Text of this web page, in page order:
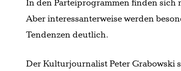
In den Parteiprogrammen finden
Aber interessanterweise werden
Tendenzen deutlich.
Der Kulturjournalist Peter Grabowski